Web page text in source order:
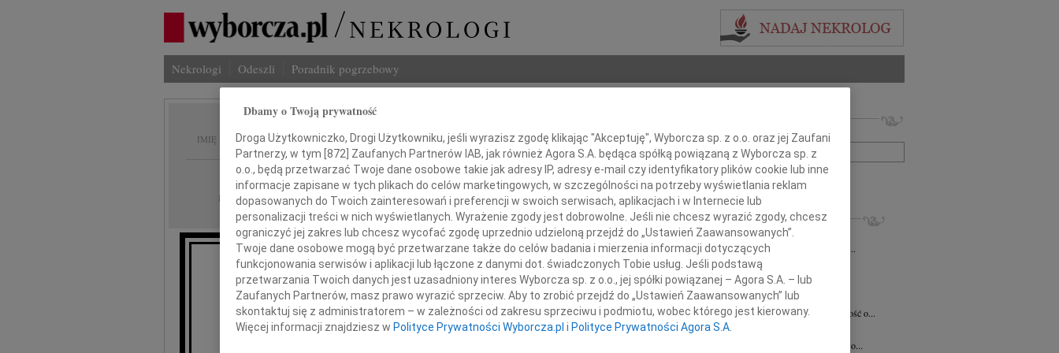
Nekrologi Odeszli Poradnik pogrzebowy
IMIĘ I NAZWISKO: Tatiana Szebanowa
REGION: Kraków
DATA EMISJI: 07.03.2011
Z ogromnym żalem przyjęliśmy wiadomość o śmierci
Tatiany Szebanowej
Imię i nazwisko lub numer ogłoszenia:
+ szukanie zaawansowane
INNE NEKROLOGI
24.07.2026Kraków
Panu Jackowi Gryzło Wiceprezesowi Areny...
Karolina Witek20.07.2026
Z głębokim smutkiem i żalem przyjęliśmy...
Joanna Słowińska20.07.2026
Z olbrzymim smutkiem przyjęliśmy wiadomość o...
Joanna Słowińska
Z głębokim smutkiem przyjąłem wiadomość o...
Dbamy o Twoją prywatność
Droga Użytkowniczko, Drogi Użytkowniku, jeśli wyrazisz zgodę klikając "Akceptuję", Wyborcza sp. z o.o. oraz jej Zaufani
Partnerzy, w tym [ 872 ] Zaufanych Partnerów IAB, jak również Agora S.A. będąca spółką powiązaną z Wyborcza sp. z
o.o., będą przetwarzać Twoje dane osobowe takie jak adresy IP, adresy e-mail czy identyfikatory plików cookie lub inne
informacje zapisane w tych plikach do celów marketingowych, w szczególności na potrzeby wyświetlania reklam
dopasowanych do Twoich zainteresowań i preferencji w swoich serwisach, aplikacjach i w Internecie lub
personalizacji treści w nich wyświetlanych. Wyrażenie zgody jest dobrowolne. Jeśli nie chcesz wyrazić zgody, chcesz
ograniczyć jej zakres lub chcesz wycofać zgodę uprzednio udzieloną przejdź do „Ustawień Zaawansowanych”.
Twoje dane osobowe mogą być przetwarzane także do celów badania i mierzenia informacji dotyczących
funkcjonowania serwisów i aplikacji lub łączone z danymi dot. świadczonych Tobie usług. Jeśli podstawą
przetwarzania Twoich danych jest uzasadniony interes Wyborcza sp. z o.o., jej spółki powiązanej – Agora S.A. – lub
Zaufanych Partnerów, masz prawo wyrazić sprzeciw. Aby to zrobić przejdź do „Ustawień Zaawansowanych” lub
skontaktuj się z administratorem – w zależności od zakresu sprzeciwu i podmiotu, wobec którego jest kierowany.
Więcej informacji znajdziesz w Polityce Prywatności Wyborcza.pl i Polityce Prywatności Agora S.A.